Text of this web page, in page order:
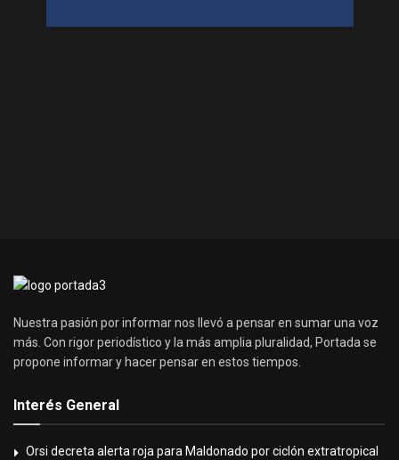
Nuestra pasión por informar nos llevó a pensar en sumar una voz
más. Con rigor periodístico y la más amplia pluralidad, Portada se
propone informar y hacer pensar en estos tiempos.
Interés General
Orsi decreta alerta roja para Maldonado por ciclón extratropical